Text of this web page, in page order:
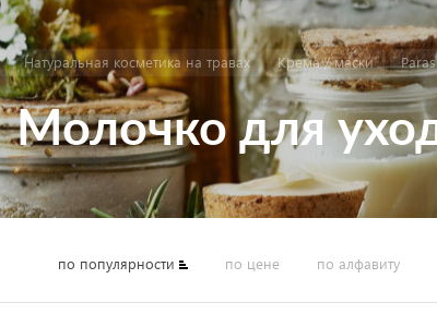
Натуральная косметика на травах Крема / маски
Молочко для
по популярности по цене по алфавиту